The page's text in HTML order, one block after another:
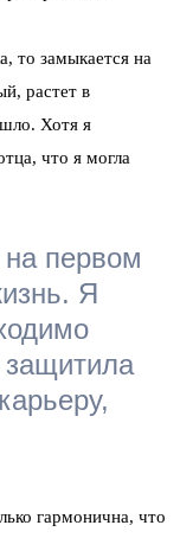
то замыкается на
растет в
Хотя я
что я могла
первом
Я
гармонична, что